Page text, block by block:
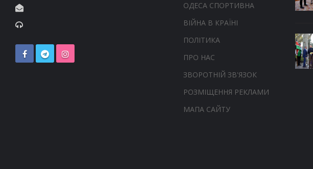
ОДЕСА СПОРТИВНА
ВІЙНА В КРАЇНІ
ПОЛІТИКА
ПРО НАС
ЗВОРОТНІЙ ЗВ'ЯЗОК
РОЗМІЩЕННЯ РЕКЛАМИ
МАПА САЙТУ